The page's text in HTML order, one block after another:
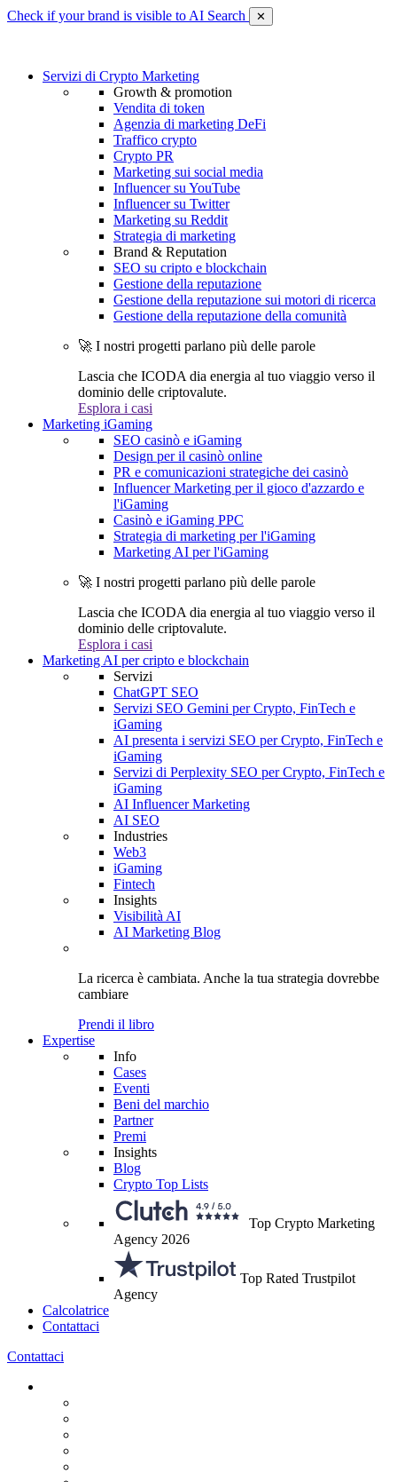
Check if your brand is visible to AI Search ✕
Servizi di Crypto Marketing
Growth & promotion
Vendita di token
Agenzia di marketing DeFi
Traffico crypto
Crypto PR
Marketing sui social media
Influencer su YouTube
Influencer su Twitter
Marketing su Reddit
Strategia di marketing
Brand & Reputation
SEO su cripto e blockchain
Gestione della reputazione
Gestione della reputazione sui motori di ricerca
Gestione della reputazione della comunità
🚀 I nostri progetti parlano più delle parole
Lascia che ICODA dia energia al tuo viaggio verso il
dominio delle criptovalute.
Esplora i casi
Marketing iGaming
SEO casinò e iGaming
Design per il casinò online
PR e comunicazioni strategiche dei casinò
Influencer Marketing per il gioco d'azzardo e
l'iGaming
Casinò e iGaming PPC
Strategia di marketing per l'iGaming
Marketing AI per l'iGaming
🚀 I nostri progetti parlano più delle parole
Lascia che ICODA dia energia al tuo viaggio verso il
dominio delle criptovalute.
Esplora i casi
Marketing AI per cripto e blockchain
Servizi
ChatGPT SEO
Servizi SEO Gemini per Crypto, FinTech e
iGaming
AI presenta i servizi SEO per Crypto, FinTech e
iGaming
Servizi di Perplexity SEO per Crypto, FinTech e
iGaming
AI Influencer Marketing
AI SEO
Industries
Web3
iGaming
Fintech
Insights
Visibilità AI
AI Marketing Blog
La ricerca è cambiata. Anche la tua strategia dovrebbe
cambiare
Prendi il libro
Expertise
Info
Cases
Eventi
Beni del marchio
Partner
Premi
Insights
Blog
Crypto Top Lists
Top Crypto Marketing
Agency 2026
Top Rated Trustpilot
Agency
Calcolatrice
Contattaci
Contattaci